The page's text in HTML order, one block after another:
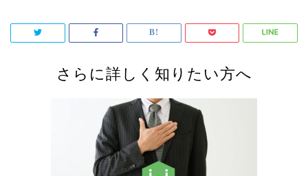
さらに詳しく知りたい方へ